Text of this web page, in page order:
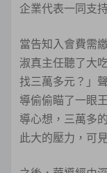
企業代表一同支
當告知入會費需
淑真主任聽了大
找三萬多元？」
導偷偷瞄了一眼
導心想，三萬多
此大的壓力，可